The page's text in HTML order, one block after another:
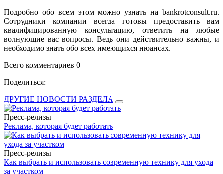
Подробно обо всем этом можно узнать на bankrotconsult.ru.
Сотрудники компании всегда готовы предоставить вам
квалифицированную консультацию, ответить на любые
волнующие вас вопросы. Ведь они действительно важны, и
необходимо знать обо всех имеющихся нюансах.
Всего комментариев 0
Поделиться:
ДРУГИЕ НОВОСТИ РАЗДЕЛА
Пресс-релизы
Реклама, которая будет работать
Пресс-релизы
Как выбрать и использовать современную технику для ухода
за участком